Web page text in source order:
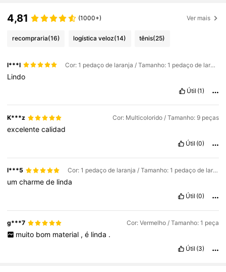
4,81 (1000+) Ver mais
recompraria(16) logística veloz(14) tênis(25)
l***l Cor: 1 pedaço de laranja / Tamanho: 1 pedaço de laranja
Lindo
Útil (1)
K***z Cor: Multicolorido / Tamanho: 9 peças
excelentecalidad
Útil (0)
l***5 Cor: 1 pedaço de laranja / Tamanho: 1 pedaço de laranja
umcharmede linda
Útil (0)
g***7 Cor: Vermelho / Tamanho: 1 peça
muito bom material , é linda .
Útil (3)